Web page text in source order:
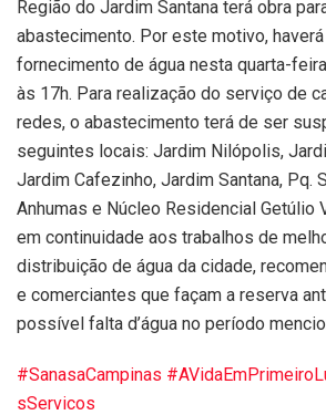
Região do Jardim Santana terá obra
abastecimento. Por este motivo,
fornecimento de água nesta quarta-
às 17h. Para realização do serviço de
redes, o abastecimento terá de ser
seguintes locais: Jardim Nilópolis,
Jardim Cafezinho, Jardim Santana, Pq.
Anhumas e Núcleo Residencial Getúlio
em continuidade aos trabalhos de
distribuição de água da cidade,
e comerciantes que façam a reserva
possível falta d’água no período
#SanasaCampinas
sServicos